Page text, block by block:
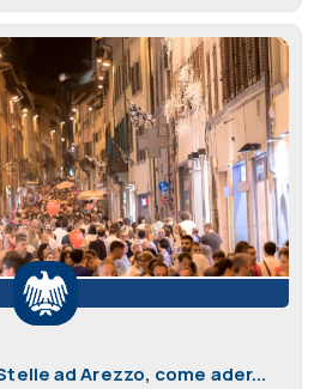
ad Arezzo, come ader...